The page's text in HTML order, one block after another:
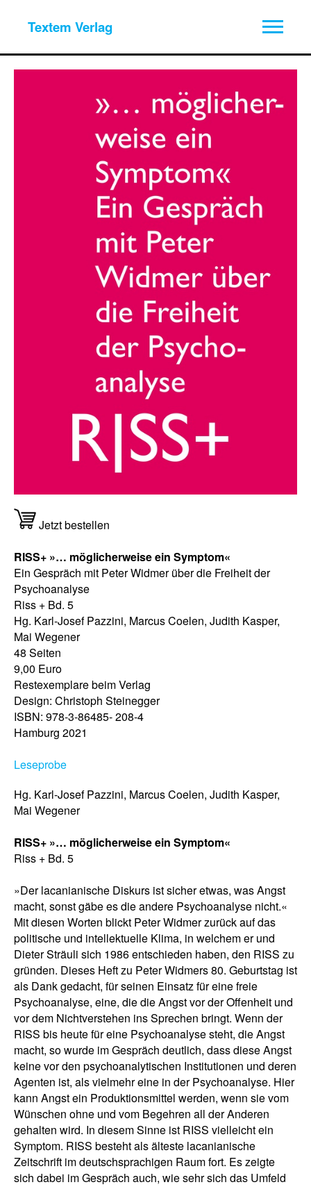
Textem Verlag
Hg. Karl-Josef Pazzini, Marcus Coelen, Judith Kasper,
Mai Wegener
RISS+ »… möglicherweise ein Symptom«
Riss + Bd. 5
»Der lacanianische Diskurs ist sicher etwas, was Angst
macht, sonst gäbe es die andere Psychoanalyse nicht.«
Mit diesen Worten blickt Peter Widmer zurück auf das
politische und intellektuelle Klima, in welchem er und
Dieter Sträuli sich 1986 entschieden haben, den RISS zu
gründen. Dieses Heft zu Peter Widmers 80. Geburtstag ist
als Dank gedacht, für seinen Einsatz für eine freie
Psychoanalyse, eine, die die Angst vor der Offenheit und
vor dem Nichtverstehen ins Sprechen bringt. Wenn der
RISS bis heute für eine Psychoanalyse steht, die Angst
macht, so wurde im Gespräch deutlich, dass diese Angst
keine vor den psychoanalytischen Institutionen und deren
Agenten ist, als vielmehr eine in der Psychoanalyse. Hier
kann Angst ein Produktionsmittel werden, wenn sie vom
Wünschen ohne und vom Begehren all der Anderen
gehalten wird. In diesem Sinne ist RISS vielleicht ein
Symptom. RISS besteht als älteste lacanianische
Zeitschrift im deutschsprachigen Raum fort. Es zeigte
sich dabei im Gespräch auch, wie sehr sich das Umfeld
Jetzt bestellen
RISS+ »… möglicherweise ein Symptom«
Ein Gespräch mit Peter Widmer über die Freiheit der
Psychoanalyse
Riss + Bd. 5
Hg. Karl-Josef Pazzini, Marcus Coelen, Judith Kasper,
Mai Wegener
48 Seiten
9,00 Euro
Restexemplare beim Verlag
Design: Christoph Steinegger
ISBN: 978-3-86485- 208-4
Hamburg 2021
Leseprobe